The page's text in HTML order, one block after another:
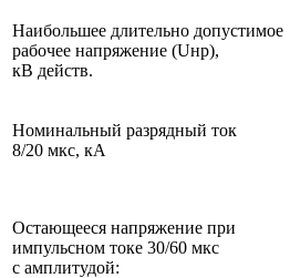
Наибольшее длительно допустимое
рабочее напряжение (Uнр),
кВ действ.
Номинальный разрядный ток
8/20 мкс, кА
Остающееся напряжение при
импульсном токе 30/60 мкс
с амплитудой: